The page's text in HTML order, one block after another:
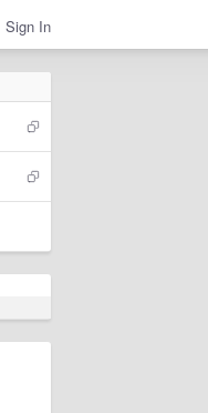
Sign In